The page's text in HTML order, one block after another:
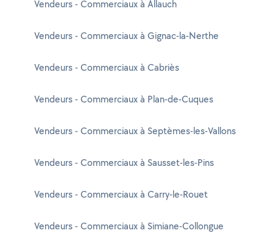
Vendeurs - Commerciaux à Allauch
Vendeurs - Commerciaux à Gignac-la-Nerthe
Vendeurs - Commerciaux à Cabriès
Vendeurs - Commerciaux à Plan-de-Cuques
Vendeurs - Commerciaux à Septèmes-les-Vallons
Vendeurs - Commerciaux à Sausset-les-Pins
Vendeurs - Commerciaux à Carry-le-Rouet
Vendeurs - Commerciaux à Simiane-Collongue